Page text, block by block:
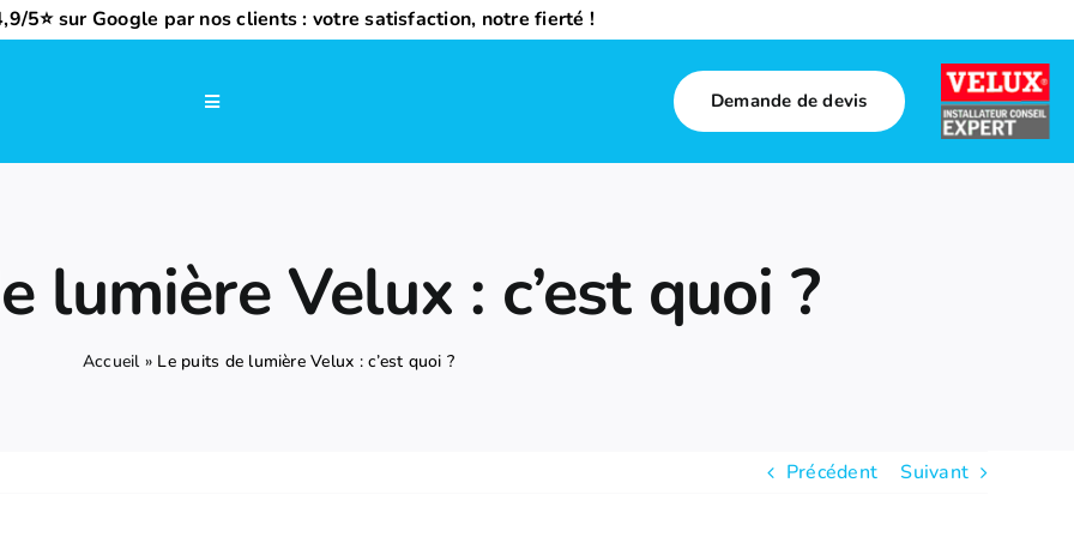
5⭐ sur Google par nos clients : votre satisfaction, notre fierté !
Navigation
Demande de devis
lumière Velux : c’est quoi ?
Accueil » Le puits de lumière Velux : c’est quoi ?
Précédent Suivant